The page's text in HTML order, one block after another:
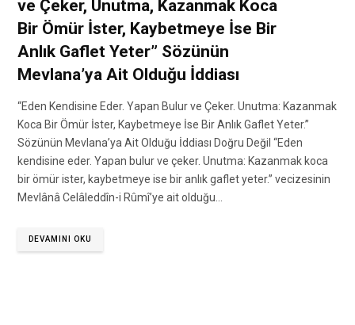
ve Çeker, Unutma, Kazanmak Koca
Bir Ömür İster, Kaybetmeye İse Bir
Anlık Gaflet Yeter” Sözünün
Mevlana’ya Ait Olduğu İddiası
“Eden Kendisine Eder. Yapan Bulur ve Çeker. Unutma: Kazanmak
Koca Bir Ömür İster, Kaybetmeye İse Bir Anlık Gaflet Yeter.”
Sözünün Mevlana’ya Ait Olduğu İddiası Doğru Değil “Eden
kendisine eder. Yapan bulur ve çeker. Unutma: Kazanmak koca
bir ömür ister, kaybetmeye ise bir anlık gaflet yeter.” vecizesinin
Mevlânâ Celâleddîn-i Rûmî’ye ait olduğu…
DEVAMINI OKU